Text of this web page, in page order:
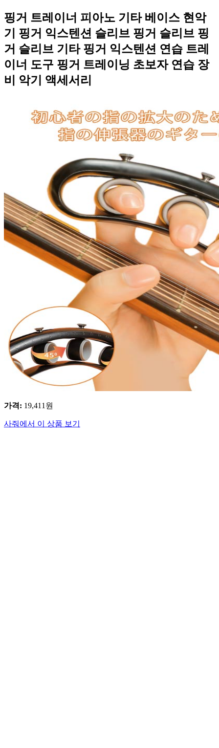
핑거 트레이너 피아노 기타 베이스 현악
기 핑거 익스텐션 슬리브 핑거 슬리브 핑
거 슬리브 기타 핑거 익스텐션 연습 트레
이너 도구 핑거 트레이닝 초보자 연습 장
비 악기 액세서리
가격: 19,411 원
사줘에서 이 상품 보기